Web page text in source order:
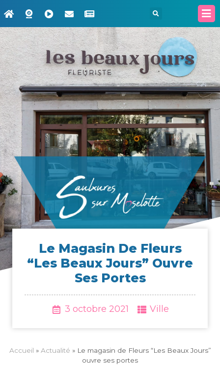
Le Maga­sin De Fleurs
“Les Beaux Jours” Ouvre
Ses Portes
3 octobre 2021 Ville
Accueil » Actua­li­té » Le maga­sin de Fleurs “Les Beaux Jours”
ouvre ses portes